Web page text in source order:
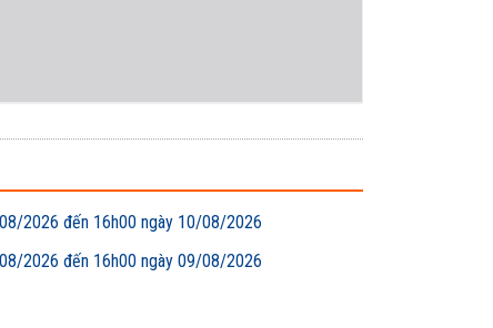
2026 đến 16h00 ngày 10/08/2026
2026 đến 16h00 ngày 09/08/2026